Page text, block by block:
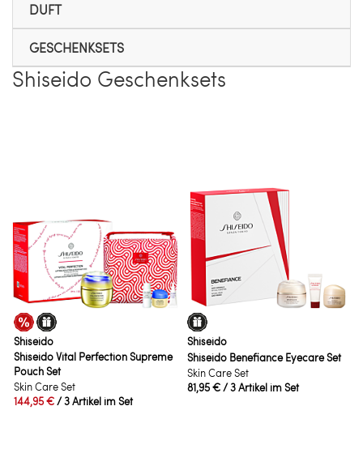
DUFT
GESCHENKSETS
Shiseido Geschenksets
Shiseido
Shiseido Vital Perfection Supreme
Pouch Set
Skin Care Set
144,95 €/ 3 Artikel im Set
Shiseido
Shiseido Benefiance Eyecare Set
Skin Care Set
81,95 €/ 3 Artikel im Set